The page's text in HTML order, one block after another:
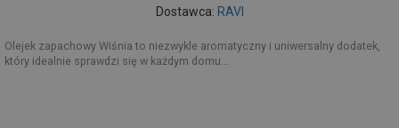
Dostawca: RAVI
Olejek zapachowy Wiśnia to niezwykle aromatyczny i uniwersalny dodatek,
który idealnie sprawdzi się w każdym domu...